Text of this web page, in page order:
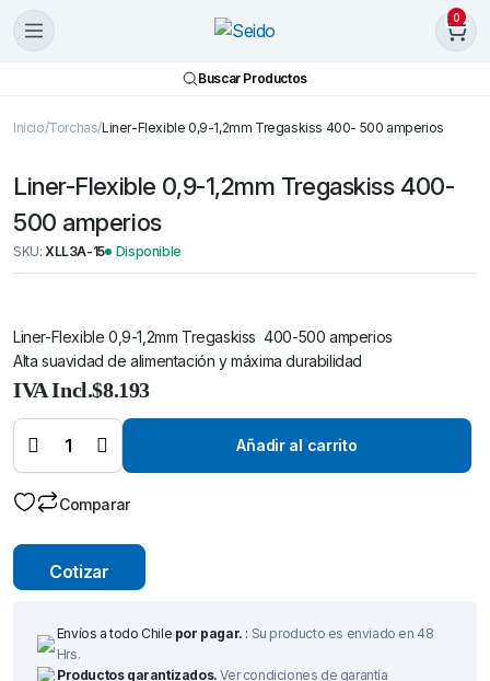
0
Buscar Productos
Inicio Torchas Liner-Flexible 0,9-1,2mm Tregaskiss 400- 500 amperios
Liner-Flexible 0,9-1,2mm Tregaskiss 400-
500 amperios
SKU: XLL3A-15 Disponible
Liner-Flexible 0,9-1,2mm Tregaskiss 400-500 amperios
Alta suavidad de alimentación y máxima durabilidad
$8.193
IVA Incl.
Liner-
0,9-1,2mm
Tregaskiss
amperios
quantity
Añadir al carrito
Comparar
Cotizar
Envíos a todo Chile por pagar. : Su producto es enviado en 48
Hrs.
Productos garantizados. Ver condiciones de garantía